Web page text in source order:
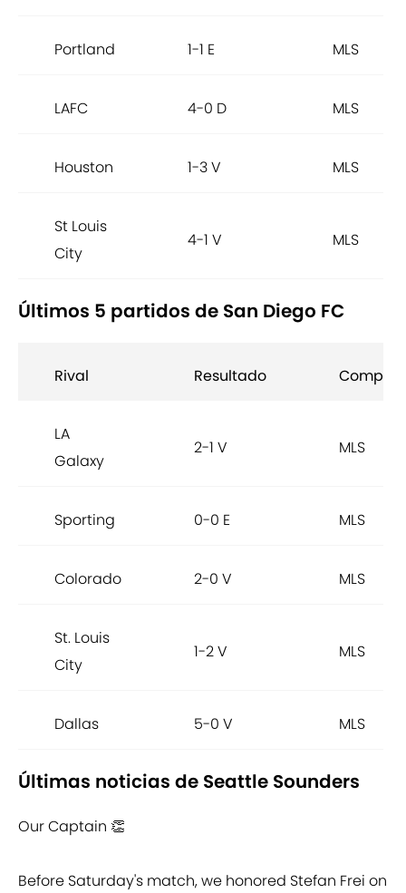
Portland 1-1 E MLS
LAFC 4-0 D MLS
Houston 1-3 V MLS
St Louis
City
4-1 V MLS
Últimos 5 partidos de San Diego FC
Rival Resultado
LA
Galaxy
2-1 V MLS
Sporting 0-0 E MLS
Colorado 2-0 V MLS
St. Louis
City
1-2 V MLS
Dallas 5-0 V MLS
Últimas noticias de Seattle Sounders
Our Captain 👏
Before Saturday's match, we honored Stefan Frei on